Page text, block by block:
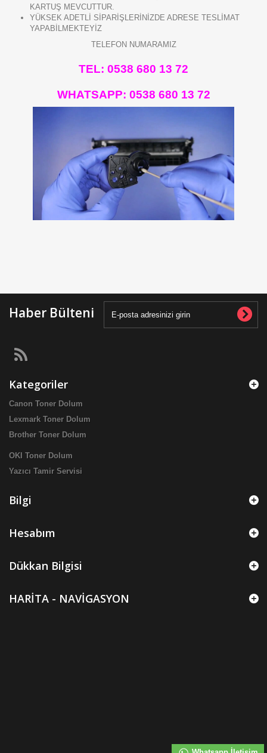
KARTUŞ MEVCUTTUR.
YÜKSEK ADETLİ SİPARİŞLERİNİZDE ADRESE TESLİMAT
YAPABİLMEKTEYİZ
TELEFON NUMARAMIZ
TEL: 0538 680 13 72
WHATSAPP: 0538 680 13 72
Haber Bülteni
Kategoriler
Canon Toner Dolum
Lexmark Toner Dolum
Brother Toner Dolum
OKI Toner Dolum
Yazıcı Tamir Servisi
Bilgi
Hesabım
Dükkan Bilgisi
HARİTA - NAVİGASYON